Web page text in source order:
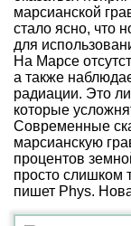
марсианской
стало ясно, что
для
На Марсе
а также
радиации. Это
которые
Современные
марсианскую
процентов
просто слишком
пишет Phys.